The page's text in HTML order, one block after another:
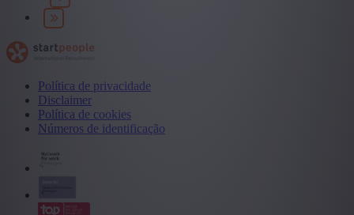
Política de privacidade
Disclaimer
Política de cookies
Números de identificação